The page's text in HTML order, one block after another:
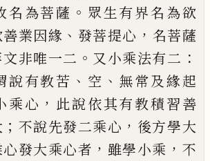
名為菩薩 。 眾生有界名為欲
業因緣 、 發菩提心 ， 名菩薩
非唯一二 。 又小乘法有二 ：
說有教苦 、 空 、 無常及緣起
乘心 ， 此說依其有教積習善
； 不說先發二乘心 ， 後方學大
發大乘心者 ， 雖學小乘 ， 不